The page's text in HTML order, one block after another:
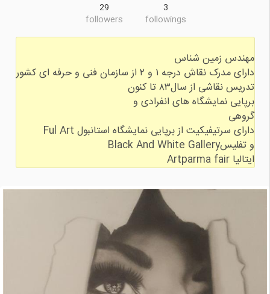
3
followings
29
followers
دارای مدرک نقاش درجه ۱ و ۲ از سازمان فنی و حرفه ای کشور
ایتالیا Artparma fair